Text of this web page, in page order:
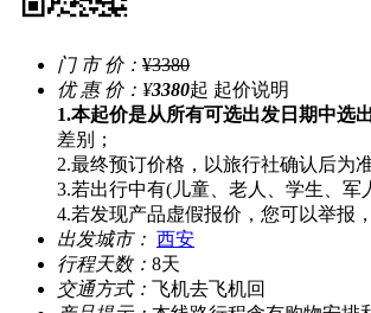
门 市 价： ¥3380
优 惠 价： ¥3380起 起价说明
1.本起价是从所有可选出发日期中选
差别；
2.最终预订价格，以旅行社确认后为
3.若出行中有(儿童、老人、学生、军
4.若发现产品虚假报价，您可以举报
出发城市： 西安
行程天数： 8天
交通方式： 飞机去飞机回